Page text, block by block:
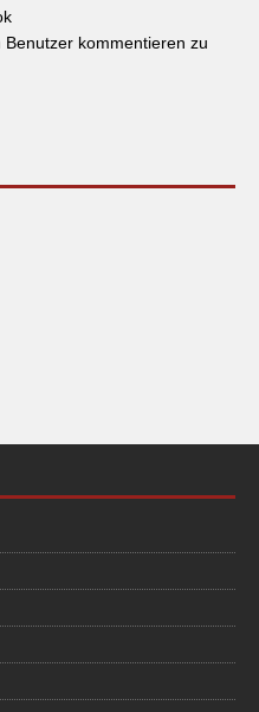
kommentieren zu